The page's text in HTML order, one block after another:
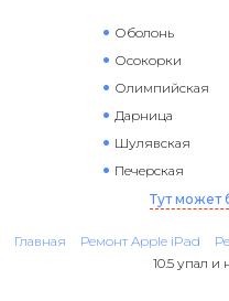
Оболонь
Осокорки
Олимпийская
Дарница
Шулявская
Печерская
Тут может
Главная Ремонт Apple iPad
10.5 упал и